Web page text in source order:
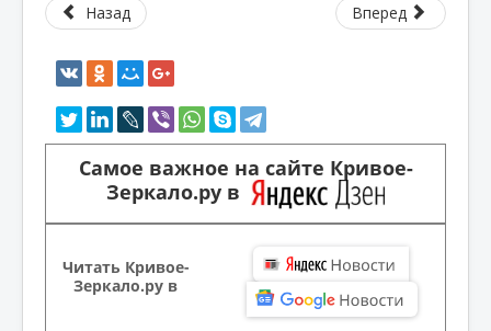
Назад Вперед
Самое важное на сайте Кривое-
Зеркало.ру в
Читать Кривое-
Зеркало.ру в